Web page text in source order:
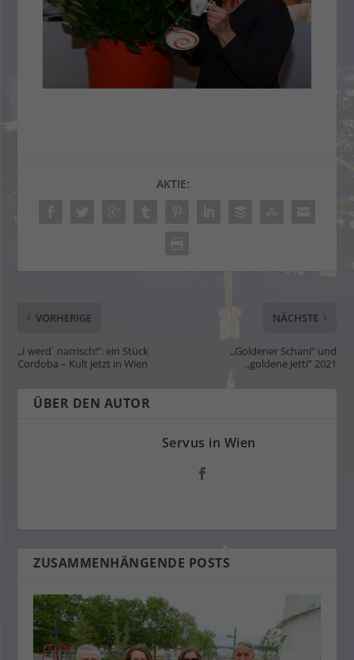
AKTIE:
VORHERIGE
,,I werd` narrisch!“: ein Stück
Cordoba – Kult jetzt in Wien
NÄCHSTE
,,Goldener Schani” und
,,goldene Jetti” 2021
ÜBER DEN AUTOR
Servus in Wien
ZUSAMMENHÄNGENDE POSTS